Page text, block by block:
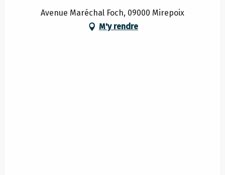
Avenue Maréchal Foch, 09000 Mirepoix
M'y rendre